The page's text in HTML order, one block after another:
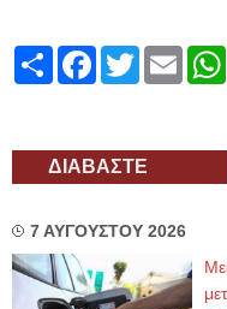
ShareFacebook
Twitter
ΔΙΑΒΑΣΤΕ
7 ΑΥΓΟΥΣΤΟΥ 2026